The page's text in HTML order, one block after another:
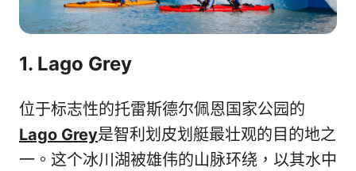
1. Lago Grey
位于标志性的托雷斯德尔佩恩国家公园的
Lago Grey是智利划皮划艇最壮观的目的地之
一。这个冰川湖被雄伟的山脉环绕，以其水中